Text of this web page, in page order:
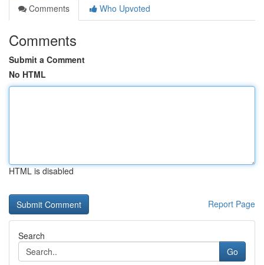
Comments
Who Upvoted
Comments
Submit a Comment
No HTML
HTML is disabled
Report Page
Search
Go